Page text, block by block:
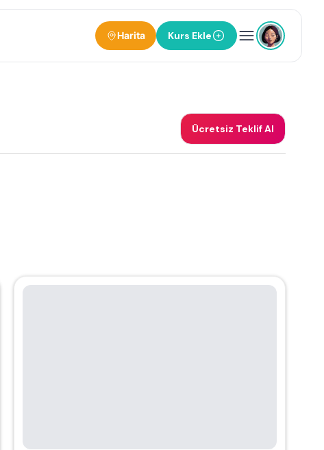
Harita Kurs Ekle
Ücretsiz Teklif Al